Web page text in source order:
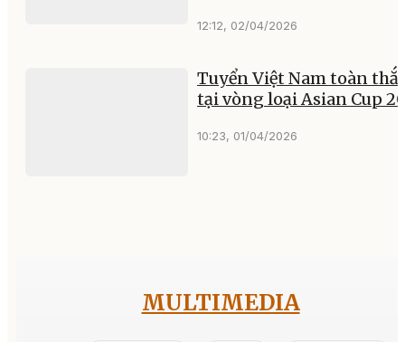
12:12, 02/04/2026
Tuyển Việt Nam toàn
tại vòng loại Asian Cup
10:23, 01/04/2026
MULTIMEDIA